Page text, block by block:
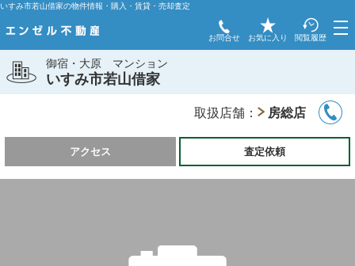
いすみ市若山借家の物件情報・購入・賃貸・売却査定
お問合せ お気に入り 閲覧履歴
御宿・大原 マンション
いすみ市若山借家
取扱店舗： 房総店
アクセス 査定依頼